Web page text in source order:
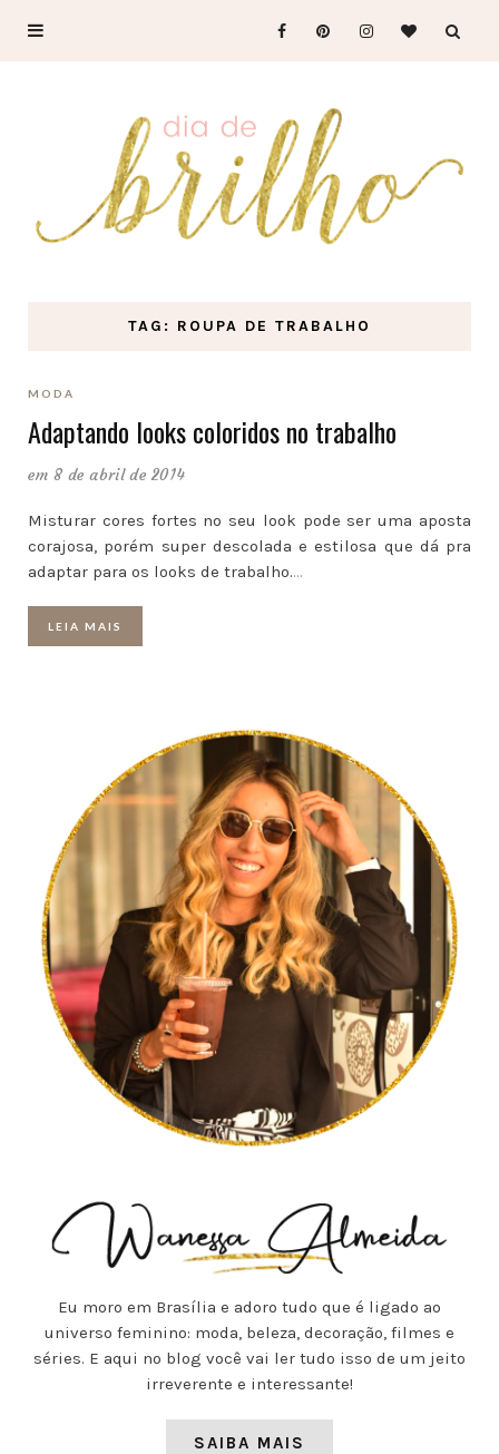
TAG: ROUPA DE TRABALHO
MODA
Adaptando looks coloridos no trabalho
em 8 de abril de 2014
Misturar cores fortes no seu look pode ser uma aposta
corajosa, porém super descolada e estilosa que dá pra
adaptar para os looks de trabalho.…
LEIA MAIS
Eu moro em Brasília e adoro tudo que é ligado ao
universo feminino: moda, beleza, decoração, filmes e
séries. E aqui no blog você vai ler tudo isso de um jeito
irreverente e interessante!
SAIBA MAIS